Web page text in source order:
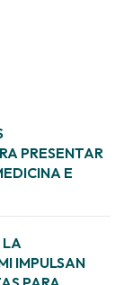
PRESENTAR
E
LA
IMPULSAN